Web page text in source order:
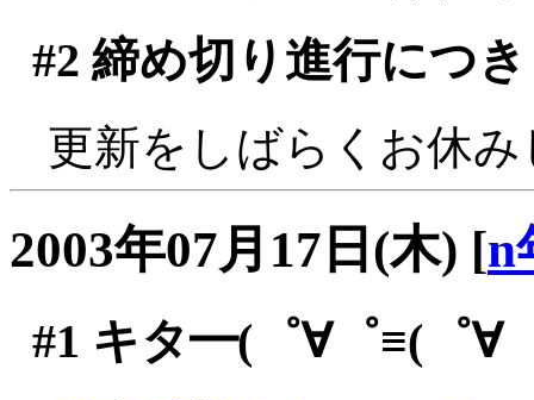
#2 締め切り進行につき
更新をしばらくお休
2003年07月17日(木) [n
#1 キタ━(゜∀゜≡(゜∀